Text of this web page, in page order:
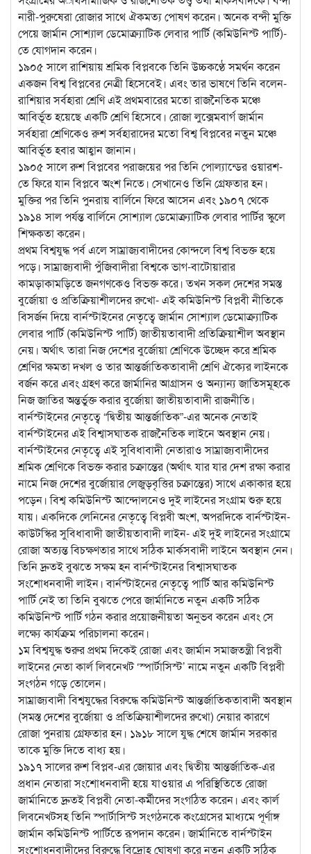
নারী-পুরুষেরা রোজার সাথে ঐকমত্য পোষণ করেন। অনেক বন্দী মুক্তি
পেয়ে জার্মান সোশ্যাল ডেমোক্র্যাটিক লেবার পার্টি (কমিউনিস্ট পার্টি)-
তে যোগদান করেন।
১৯০৫ সালে রাশিয়ায় শ্রমিক বিপ্লবকে তিনি উচ্চকণ্ঠে সমর্থন করেন
একজন বিশ্ব বিপ্লবের নেত্রী হিসেবেই। এবং তার ভাষণে তিনি বলেন-
রাশিয়ার সর্বহারা শ্রেণি এই প্রথমবারের মতো রাজনৈতিক মঞ্চে
আবির্ভূত হয়েছে একটি শ্রেণি হিসেবে। রোজা লুক্সেমবার্গ জার্মান
সর্বহারা শ্রেণিকেও রুশ সর্বহারাদের মতো বিশ্ব বিপ্লবের নতুন মঞ্চে
আবির্ভূত হবার আহ্বান জানান।
১৯০৫ সালে রুশ বিপ্লবের পরাজয়ের পর তিনি পোল্যান্ডের ওয়ারশ-
তে ফিরে যান বিপ্লবে অংশ নিতে। সেখানেও তিনি গ্রেফতার হন।
মুক্তির পর তিনি পুনরায় বার্লিনে ফিরে আসেন এবং ১৯০৭ থেকে
১৯১৪ সাল পর্যন্ত বার্লিনে সোশ্যাল ডেমোক্র্যাটিক লেবার পার্টির স্কুলে
শিক্ষকতা করেন।
প্রথম বিশ্বযুদ্ধ পর্ব এলে সাম্রাজ্যবাদীদের কোন্দলে বিশ্ব বিভক্ত হয়ে
পড়ে। সাম্রাজ্যবাদী পুঁজিবাদীরা বিশ্বকে ভাগ-বাটোয়ারার
কামড়াকামড়িতে জনগণকেও বিভক্ত করে। তখন সকল দেশের সমস্ত
বুর্জোয়া ও প্রতিক্রিয়াশীলদের রুখো- এই কমিউনিস্ট বিপ্লবী নীতিকে
বিসর্জন দিয়ে বার্নস্টাইনের নেতৃত্বে জার্মান সোশ্যাল ডেমোক্র্যাটিক
লেবার পার্টি (কমিউনিস্ট পার্টি) জাতীয়তাবাদী প্রতিক্রিয়াশীল অবস্থান
নেয়। অর্থাৎ তারা নিজ দেশের বুর্জোয়া শ্রেণিকে উচ্ছেদ করে শ্রমিক
শ্রেণির ক্ষমতা দখল ও তার আন্তর্জাতিকতাবাদী শ্রেণি ঐক্যের লাইনকে
বর্জন করে এবং গ্রহণ করে জার্মানির আগ্রাসন ও অন্যান্য জাতিসমূহকে
নিজ জাতির অন্তর্ভুক্ত করার বুর্জোয়া জাতীয়তাবাদী রাজনীতি।
বার্নস্টাইনের নেতৃত্বে “দ্বিতীয় আন্তর্জাতিক”-এর অনেক নেতাই
বার্নস্টাইনের এই বিশ্বাসঘাতক রাজনৈতিক লাইনে অবস্থান নেয়।
বার্নস্টাইনের নেতৃত্বে এই সুবিধাবাদী নেতারাও সাম্রাজ্যবাদীদের
শ্রমিক শ্রেণিকে বিভক্ত করার চক্রান্তের (অর্থাৎ যার যার দেশ রক্ষা করার
নামে নিজ দেশের বুর্জোয়ার লেজুড়বৃত্তির চক্রান্তের) সাথে একাকার হয়ে
পড়েন। বিশ্ব কমিউনিস্ট আন্দোলনেও দুই লাইনের সংগ্রাম শুরু হয়ে
যায়। একদিকে লেনিনের নেতৃত্বে বিপ্লবী অংশ, অপরদিকে বার্নস্টাইন-
কাউটস্কির সুবিধাবাদী জাতীয়তাবাদী লাইন- এই দুই লাইনের সংগ্রামে
রোজা অত্যন্ত বিচক্ষণতার সাথে সঠিক মার্কসবাদী লাইনে অবস্থান নেন।
তিনি দ্রুতই বুঝতে সক্ষম হন বার্নস্টাইনের বিশ্বাসঘাতক
সংশোধনবাদী লাইন। বার্নস্টাইনের নেতৃত্বে পার্টি আর কমিউনিস্ট
পার্টি নেই তা তিনি বুঝতে পেরে জার্মানিতে নতুন একটি সঠিক
কমিউনিস্ট পার্টি গঠন করার প্রয়োজনীয়তা অনুভব করেন এবং সে
লক্ষ্যে কার্যক্রম পরিচালনা করেন।
১ম বিশ্বযুদ্ধ শুরুর প্রথম দিকেই রোজা এবং জার্মান সমাজতন্ত্রী বিপ্লবী
লাইনের নেতা কার্ল লিবনেখট ‘স্পার্টাসিস্ট’ নামে নতুন একটি বিপ্লবী
সংগঠন গড়ে তোলেন।
সাম্রাজ্যবাদী বিশ্বযুদ্ধের বিরুদ্ধে কমিউনিস্ট আন্তর্জাতিকতাবাদী অবস্থান
(সমস্ত দেশের বুর্জোয়া ও প্রতিক্রিয়াশীলদের রুখো) নেয়ার কারণে
রোজা পুনরায় গ্রেফতার হন। ১৯১৮ সালে যুদ্ধ শেষে জার্মান সরকার
তাকে মুক্তি দিতে বাধ্য হয়।
১৯১৭ সালের রুশ বিপ্লব-এর জোয়ার এবং দ্বিতীয় আন্তর্জাতিক-এর
প্রধান নেতারা সংশোধনবাদী হয়ে যাওয়ার এ পরিস্থিতিতে রোজা
জার্মানিতে দ্রুতই বিপ্লবী নেতা-কর্মীদের সংগঠিত করেন। এবং কার্ল
লিবনেখটসহ তিনি স্পার্টাসিস্ট সংগঠনকে কংগ্রেসের মাধ্যমে পূর্ণাঙ্গ
জার্মান কমিউনিস্ট পার্টিতে রূপদান করেন। জার্মানিতে বার্নস্টাইন
সংশোধনবাদীদের বিরুদ্ধে বিদ্রোহ ঘোষণা করে নতুন একটি সঠিক